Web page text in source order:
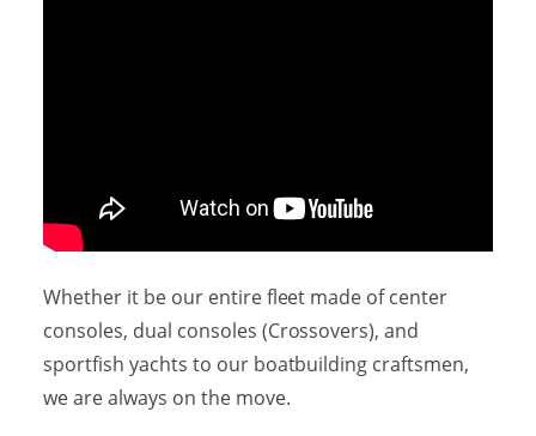
Whether it be our entire fleet made of center
consoles, dual consoles (Crossovers), and
sportfish yachts to our boatbuilding craftsmen,
we are always on the move.